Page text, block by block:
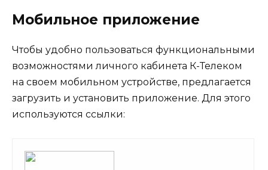
Мобильное приложение
Чтобы удобно пользоваться функциональными
возможностями личного кабинета К-Телеком
на своем мобильном устройстве, предлагается
загрузить и установить приложение. Для этого
используются ссылки: